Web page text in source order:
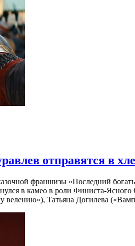
отправятся в
франшизы «Последний
в камео в роли Финиста-
Татьяна Догилева